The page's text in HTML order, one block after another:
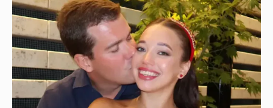
Дочь главы ВЭБ. РФ и солистка Большого
Мария Шувалова показала редкое фото с
мужем
3